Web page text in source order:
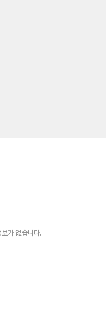
보가 없습니다.